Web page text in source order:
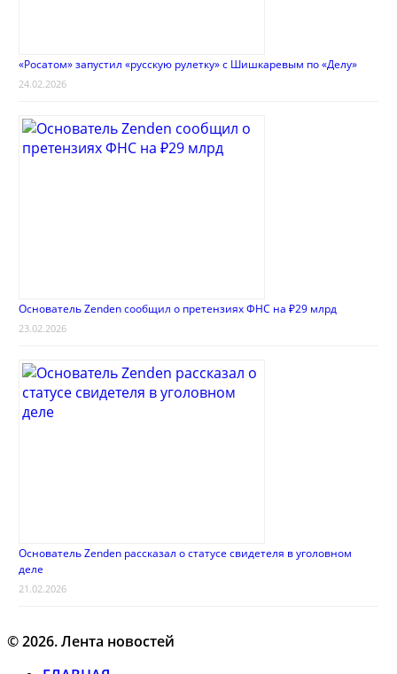
«Росатом» запустил «русскую рулетку» с Шишкаревым по «Делу»
24.02.2026
Основатель Zenden сообщил о претензиях ФНС на ₽29 млрд
23.02.2026
Основатель Zenden рассказал о статусе свидетеля в уголовном
деле
21.02.2026
© 2026. Лента новостей